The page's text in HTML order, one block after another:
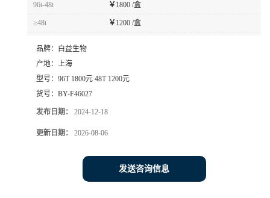
96t-48t ￥ 1800 /盒
≥48t ￥ 1200 /盒
品牌：
白益生物
产地： 上海
型号： 96T 1800元 48T 1200元
货号： BY-F46027
发布日期： 2024-12-18
更新日期： 2026-08-06
发送咨询信息